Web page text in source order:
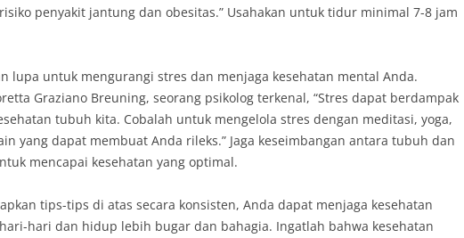
penyakit jantung dan obesitas.” Usahakan untuk tidur minimal 7-8 jam
lupa untuk mengurangi stres dan menjaga kesehatan mental Anda.
Graziano Breuning, seorang psikolog terkenal, “Stres dapat berdampak
tubuh kita. Cobalah untuk mengelola stres dengan meditasi, yoga,
yang dapat membuat Anda rileks.” Jaga keseimbangan antara tubuh dan
mencapai kesehatan yang optimal.
tips-tips di atas secara konsisten, Anda dapat menjaga kesehatan
hari dan hidup lebih bugar dan bahagia. Ingatlah bahwa kesehatan